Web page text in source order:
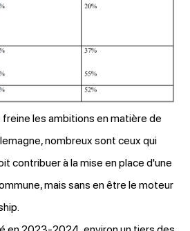
les ambitions en matière de
nombreux sont ceux qui
contribuer à la mise en place d'une
mais sans en être le moteur